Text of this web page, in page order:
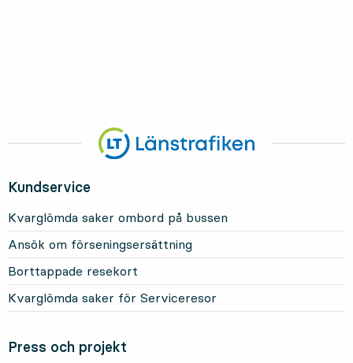
Kundservice
Kvarglömda saker ombord på bussen
Ansök om förseningsersättning
Borttappade resekort
Kvarglömda saker för Serviceresor
Press och projekt